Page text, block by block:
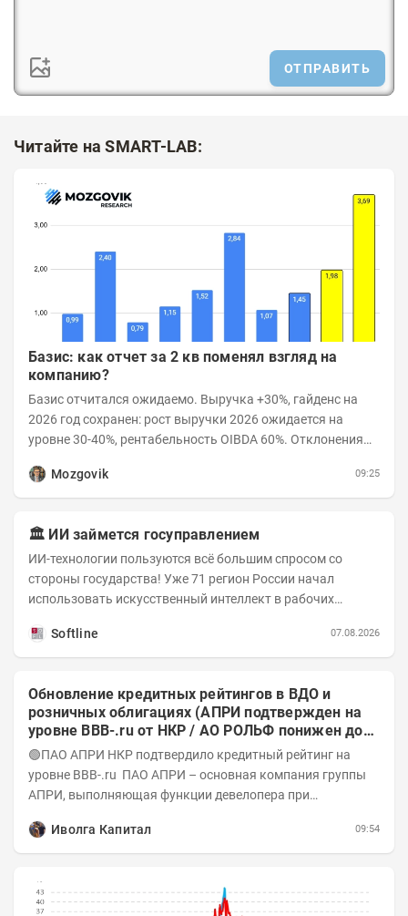
ОТПРАВИТЬ
Читайте на SMART-LAB:
Базис: как отчет за 2 кв поменял взгляд на
компанию?
Базис отчитался ожидаемо. Выручка +30%, гайденс на
2026 год сохранен: рост выручки 2026 ожидается на
уровне 30-40%, рентабельность OIBDA 60%. Отклонения
Mozgovik
09:25
🏛️ ИИ займется госуправлением
ИИ-технологии пользуются всё большим спросом со
стороны государства! Уже 71 регион России начал
использовать искусственный интеллект в рабочих
Softline
07.08.2026
Обновление кредитных рейтингов в ВДО и
розничных облигациях (АПРИ подтвержден на
уровне BBB-.ru от НКР / АО РОЛЬФ понижен до
А-(RU) / Элит Строй присвоен на уровне BBB.ru)
🟢ПАО АПРИ НКР подтвердило кредитный рейтинг на
уровне BBB-.ru ПАО АПРИ – основная компания группы
АПРИ, выполняющая функции девелопера при
Иволга Капитал
09:54